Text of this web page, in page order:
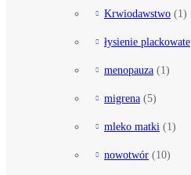
Krwiodawstwo (1)
łysienie plackowate
menopauza (1)
migrena (5)
mleko matki (1)
nowotwór (10)